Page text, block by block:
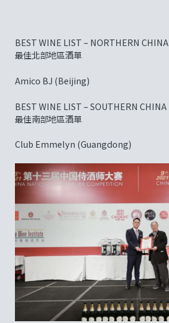
BEST WINE LIST – NORTHERN CHINA
最佳北部地區酒單
Amico BJ (Beijing)
BEST WINE LIST – SOUTHERN CHINA
最佳南部地區酒單
Club Emmelyn (Guangdong)